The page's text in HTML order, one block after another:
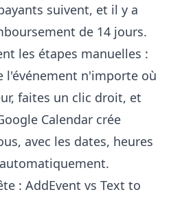
suivent, et il y a
de 14 jours.
les étapes manuelles :
l'événement n'importe où
faites un clic droit, et
Calendar crée
avec les dates, heures
: AddEvent vs Text to